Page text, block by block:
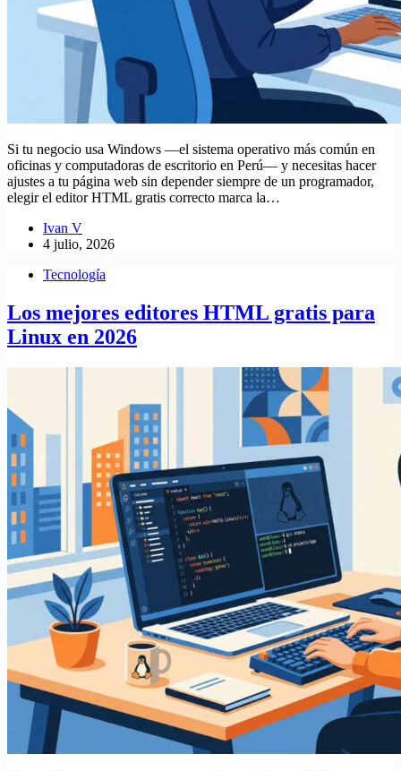
Si tu negocio usa Windows —el sistema operativo más común en
oficinas y computadoras de escritorio en Perú— y necesitas hacer
ajustes a tu página web sin depender siempre de un programador,
elegir el editor HTML gratis correcto marca la…
Ivan V
4 julio, 2026
Tecnología
Los mejores editores HTML gratis para
Linux en 2026